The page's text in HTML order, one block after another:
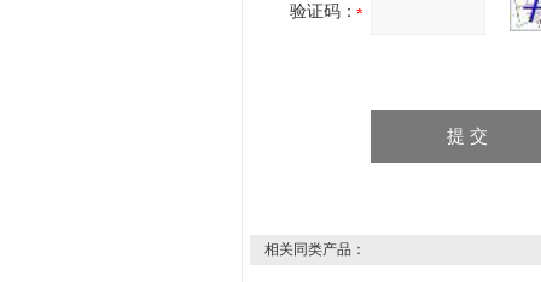
验证码：
相关同类产品：